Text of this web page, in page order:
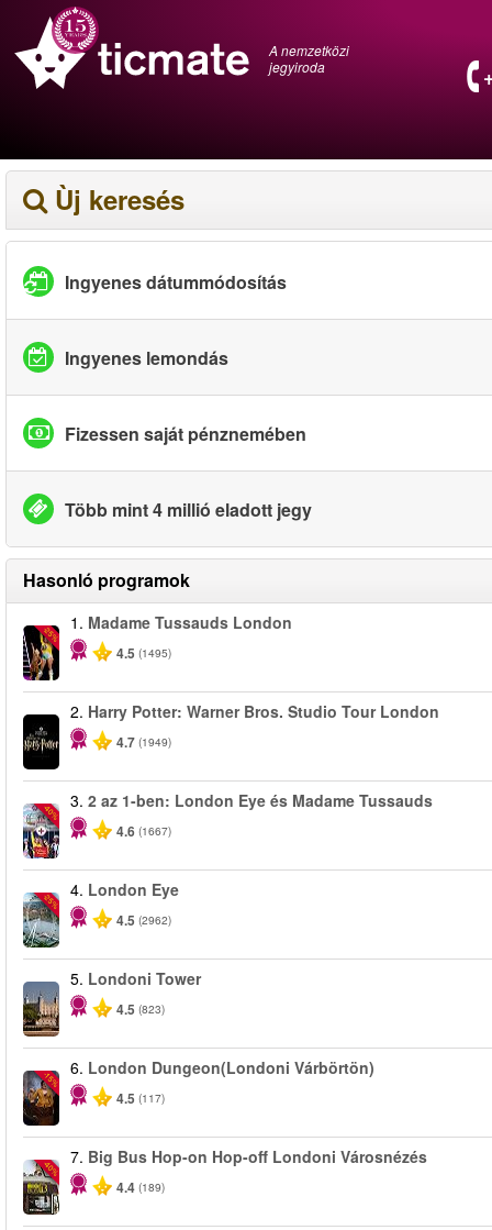
A nemzetközi
jegyiroda
Ùj keresés
Ingyenes dátummódosítás
Ingyenes lemondás
Fizessen saját pénznemében
Több mint 4 millió eladott jegy
Hasonló programok
-25%
1. Madame Tussauds London
4.5 (1495)
2. Harry Potter: Warner Bros. Studio Tour London
4.7 (1949)
-40%
3. 2 az 1-ben: London Eye és Madame Tussauds
4.6 (1667)
-25%
4. London Eye
4.5 (2962)
5. Londoni Tower
4.5 (823)
-15%
6. London Dungeon(Londoni Várbörtön)
4.5 (117)
-40%
7. Big Bus Hop-on Hop-off Londoni Városnézés
4.4 (189)